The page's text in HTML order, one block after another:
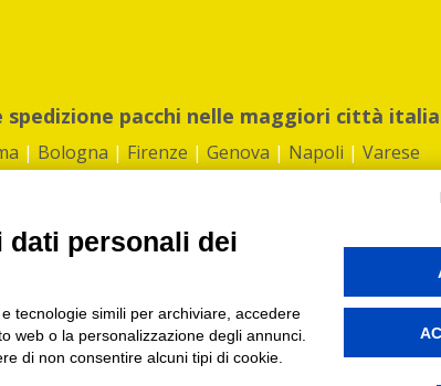
pacchi nelle maggiori città
| Bologna | Firenze | Genova | Napoli | Varese
| Cap.Soc.: 50.000€ |Whistleblowing|Privacy|Preferenze
Edicole e Kipoint per ritirare i tuoi acquisti online e
dati personali dei
tecnologie simili per archiviare, accedere
web o la personalizzazione degli annunci.
di non consentire alcuni tipi di cookie.